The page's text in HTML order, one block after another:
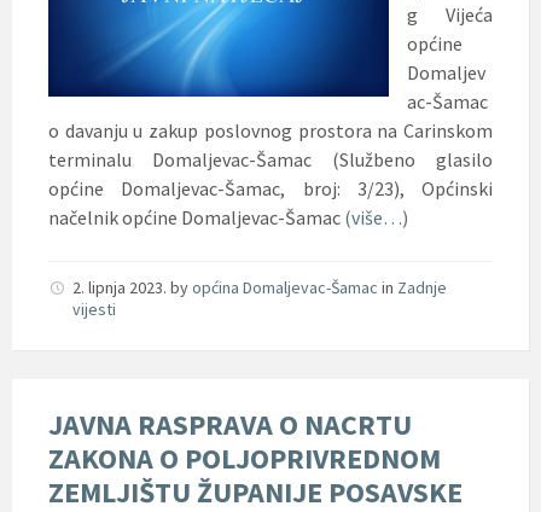
g Vijeća
općine
Domaljev
ac-Šamac
o davanju u zakup poslovnog prostora na Carinskom
terminalu Domaljevac-Šamac (Službeno glasilo
općine Domaljevac-Šamac, broj: 3/23), Općinski
načelnik općine Domaljevac-Šamac (više…)
2. lipnja 2023. byopćina Domaljevac-Šamac in Zadnje
vijesti
JAVNA RASPRAVA O NACRTU
ZAKONA O POLJOPRIVREDNOM
ZEMLJIŠTU ŽUPANIJE POSAVSKE